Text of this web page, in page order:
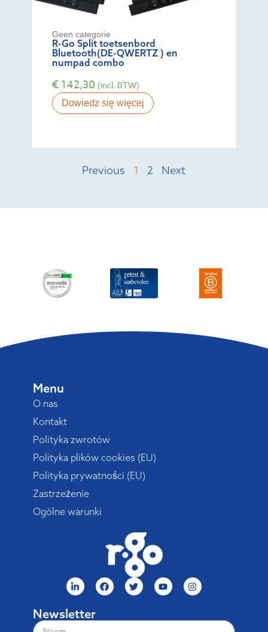
Geen categorie
R-Go Split toetsenbord
Bluetooth(DE-QWERTZ ) en
numpad combo
€142,30 (incl. BTW)
Dowiedz się więcej
Previous 1 2 Next
Menu
O nas
Kontakt
Polityka zwrotów
Polityka plików cookies (EU)
Polityka prywatności (EU)
Zastrzeżenie
Ogólne warunki
Newsletter